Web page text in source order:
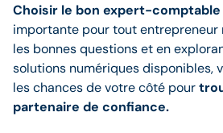
Choisir le bon expert-comptable
importante pour tout entrepreneur
les bonnes questions et en
solutions numériques disponibles,
les chances de votre côté pour
partenaire de confiance.